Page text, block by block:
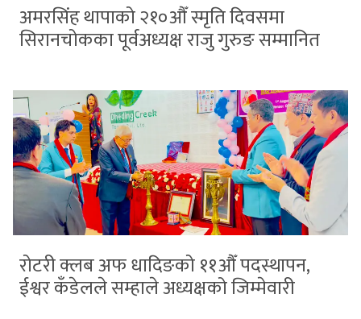
अमरसिंह थापाको २१०औँ स्मृति दिवसमा
सिरानचोकका पूर्वअध्यक्ष राजु गुरुङ सम्मानित
रोटरी क्लब अफ धादिङको ११औँ पदस्थापन,
ईश्वर कँडेलले सम्हाले अध्यक्षको जिम्मेवारी